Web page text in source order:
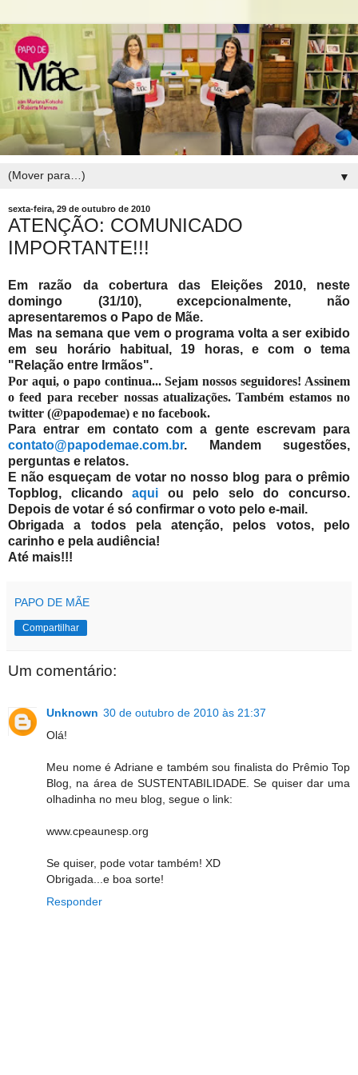
▼
sexta-feira, 29 de outubro de 2010
ATENÇÃO: COMUNICADO
IMPORTANTE!!!
Em razão da cobertura das Eleições 2010, neste
domingo (31/10), excepcionalmente, não
apresentaremos o Papo de Mãe.
Mas na semanaque vem o programa volta a ser exibido
em seu horário habitual, 19 horas, e com o tema
" Relação entre Irmãos".
Por aqui, o papo continua... Sejam nossos seguidores! Assinem
o feed para receber nossas atualizações. Também estamos no
twitter (@papodemae) e no facebook.
Para entrar em contato com a gente escrevam para
contato@papodemae.com.br. Mandem sugestões,
perguntas e relatos.
E não esqueçam de votar no nosso blog para o prêmio
Topblog, clicandoaqui ou pelo selo do concurso.
Depois de votar é só confirmar o voto pelo e-mail.
Obrigada a todos pela atenção, pelos votos, pelo
carinho e pela audiência!
Até mais!!!
PAPO DE MÃE
Compartilhar
Um comentário:
Unknown 30 de outubro de 2010 às 21:37
Olá!
Meu nome é Adriane e também sou finalista do Prêmio Top
Blog, na área de SUSTENTABILIDADE. Se quiser dar uma
olhadinha no meu blog, segue o link:
www.cpeaunesp.org
Se quiser, pode votar também! XD
Obrigada...e boa sorte!
Responder